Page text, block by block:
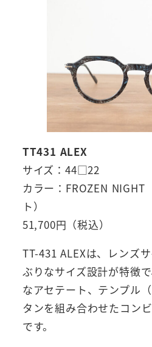
TT431 ALEX
サイズ：44□22
カラー：FROZEN NIGHT
ト）
51,700円（税込）
TT-431 ALEXは、レンズ
ぶりなサイズ設計が特徴
なアセテート、テンプル
タンを組み合わせたコン
です。